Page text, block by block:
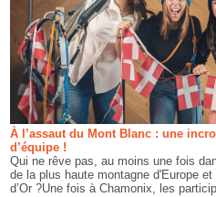
À l’assaut du Mont Blanc : une
d’équipe !
Qui ne rêve pas, au moins une fois
de la plus haute montagne d'Europe
d’Or ?Une fois à Chamonix, les